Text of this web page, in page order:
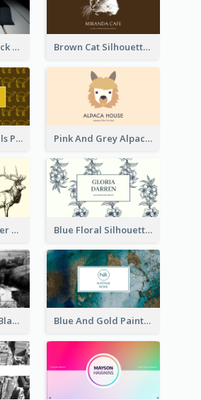
Monochrome Black Piano Music Business Card Brown Cat Silhouette Cafe Business Card
Gold Egypt Camels Patterns Illustration Business Card Pink And Grey Alpaca Illustration Business Card
Brown Yellow Deer Silhouette Business Card Blue Floral Silhouette Elegant Business Card
Sea Wave Photo Black And White Business Card Blue And Gold Painting Texture Business Card